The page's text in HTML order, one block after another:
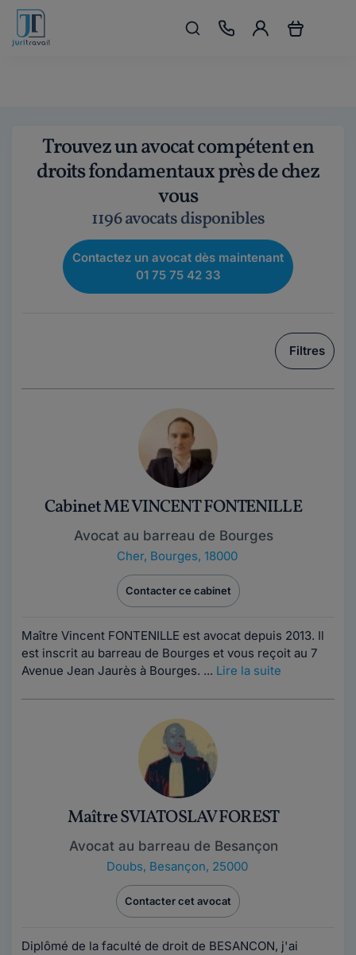
Trouvez un avocat compétent en
droits fondamentaux près de chez
vous
1196 avocats disponibles
Contactez un avocat dès maintenant
01 75 75 42 33
Filtres
Cabinet ME VINCENT FONTENILLE
Avocat au barreau de Bourges
Cher, Bourges, 18000
Contacter ce cabinet
Maître Vincent FONTENILLE est avocat depuis 2013. Il
est inscrit au barreau de Bourges et vous reçoit au 7
Avenue Jean Jaurès à Bourges. ... Lire la suite
Maître SVIATOSLAV FOREST
Avocat au barreau de Besançon
Doubs, Besançon, 25000
Contacter cet avocat
Diplômé de la faculté de droit de BESANCON, j'ai